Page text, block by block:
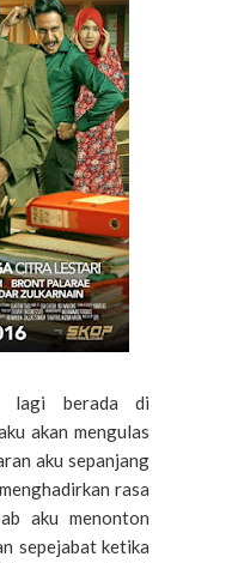
lagi berada di
akan mengulas
aku sepanjang
rasa
aku menonton
sepejabat ketika